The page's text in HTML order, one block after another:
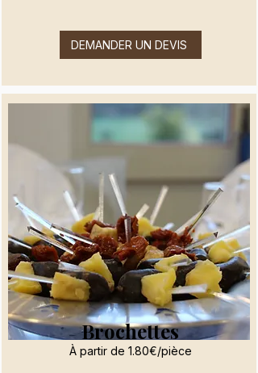
DEMANDER UN DEVIS
Brochettes
À partir de 1.80€/pièce